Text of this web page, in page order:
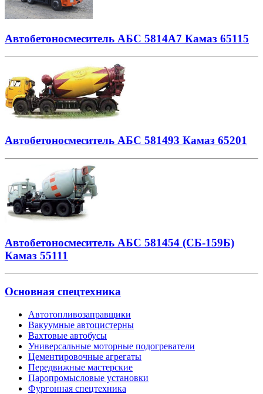
Автобетоносмеситель АБС 5814А7 Камаз 65115
Автобетоносмеситель АБС 581493 Камаз 65201
Автобетоносмеситель АБС 581454 (СБ-159Б)
Камаз 55111
Основная спецтехника
Автотопливозаправщики
Вакуумные автоцистерны
Вахтовые автобусы
Универсальные моторные подогреватели
Цементировочные агрегаты
Передвижные мастерские
Паропромысловые установки
Фургонная спецтехника